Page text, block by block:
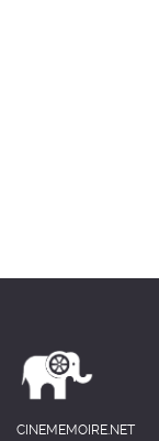
CINEMEMOIRE.NET